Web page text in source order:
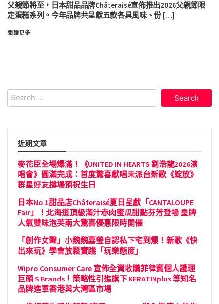
父親節將至，日本甜品品牌Châteraisé宣佈推出2026父親節限
定蛋糕系列。今年品牌共呈獻五款各具風味、份 […]
閱讀更多
Search
for:
近期文章
麥花臣全場爆滿！《UNITED IN HEARTS 劉浩龍2026演
唱會》圓滿完成：首度驚喜獻唱未派台新歌《綻放》
群星好友撐場預祝生日
日本No.1甜品店Châteraisé夏日呈獻「CANTALOUPE
Fair」！北海道頂級滿汁赤肉蜜瓜甜點芬芳登場 皇牌
人氣雙味泡芙兩大驚喜優惠限時開催
「創作女聲」小魏魏嘉瑩自認私下宅到爆！新歌《快
出來玩》學會放鬆實踐「玩樂態度」
Wipro Consumer Care 宣佈全資收購菲律賓個人護理
巨頭 S Brands！策略性引進旗下 KERATINplus 等知名
品牌進軍香港與大灣區市場